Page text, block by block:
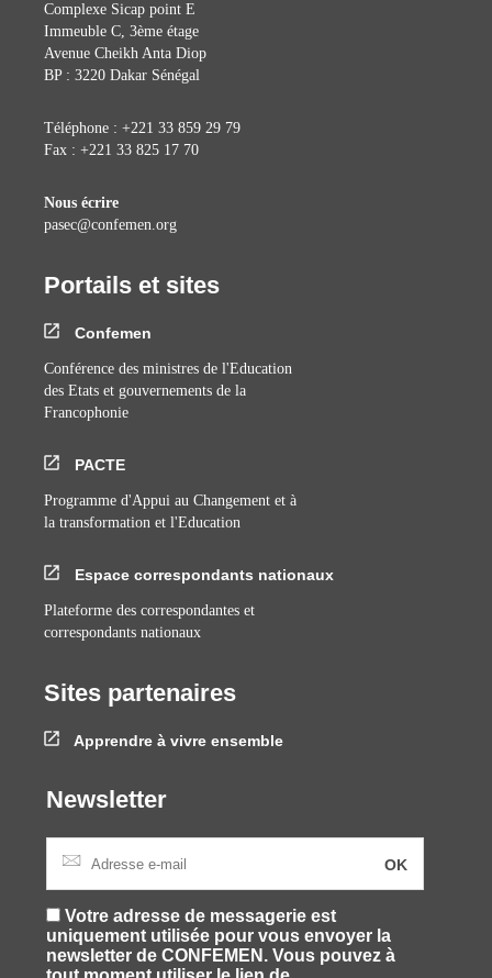
Complexe Sicap point E
Immeuble C, 3ème étage
Avenue Cheikh Anta Diop
BP : 3220 Dakar Sénégal
Téléphone : +221 33 859 29 79
Fax : +221 33 825 17 70
Nous écrire
pasec@confemen.org
Portails et sites
Confemen
Conférence des ministres de l'Education
des Etats et gouvernements de la
Francophonie
PACTE
Programme d'Appui au Changement et à
la transformation et l'Education
Espace correspondants nationaux
Plateforme des correspondantes et
correspondants nationaux
Sites partenaires
Apprendre à vivre ensemble
Newsletter
Votre adresse de messagerie est
uniquement utilisée pour vous envoyer la
newsletter de CONFEMEN. Vous pouvez à